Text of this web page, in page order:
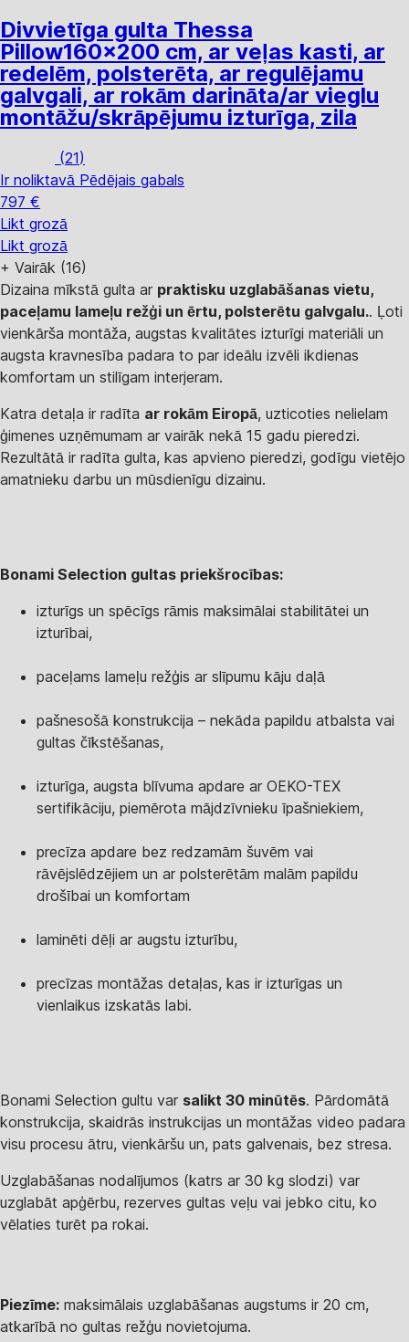
Divvietīga gulta Thessa
Pillow160x200 cm, ar veļas kasti, ar
redelēm, polsterēta, ar regulējamu
galvgali, ar rokām darināta/ar vieglu
montāžu/skrāpējumu izturīga, zila
(21)
Ir noliktavā Pēdējais gabals
797 €
Likt grozā
Likt grozā
+ Vairāk (16)
Dizaina mīkstā gulta ar praktisku uzglabāšanas vietu,
paceļamu lameļu režģi un ērtu, polsterētu galvgalu.. Ļoti
vienkārša montāža, augstas kvalitātes izturīgi materiāli un
augsta kravnesība padara to par ideālu izvēli ikdienas
komfortam un stilīgam interjeram.
Katra detaļa ir radīta ar rokām Eiropā, uzticoties nelielam
ģimenes uzņēmumam ar vairāk nekā 15 gadu pieredzi.
Rezultātā ir radīta gulta, kas apvieno pieredzi, godīgu vietējo
amatnieku darbu un mūsdienīgu dizainu.
Bonami Selection gultas priekšrocības:
izturīgs un spēcīgs rāmis maksimālai stabilitātei un
izturībai,
paceļams lameļu režģis ar slīpumu kāju daļā
pašnesošā konstrukcija – nekāda papildu atbalsta vai
gultas čīkstēšanas,
izturīga, augsta blīvuma apdare ar OEKO-TEX
sertifikāciju, piemērota mājdzīvnieku īpašniekiem,
precīza apdare bez redzamām šuvēm vai
rāvējslēdzējiem un ar polsterētām malām papildu
drošībai un komfortam
laminēti dēļi ar augstu izturību,
precīzas montāžas detaļas, kas ir izturīgas un
vienlaikus izskatās labi.
Bonami Selection gultu var salikt 30 minūtēs. Pārdomātā
konstrukcija, skaidrās instrukcijas un montāžas video padara
visu procesu ātru, vienkāršu un, pats galvenais, bez stresa.
Uzglabāšanas nodalījumos (katrs ar 30 kg slodzi) var
uzglabāt apģērbu, rezerves gultas veļu vai jebko citu, ko
vēlaties turēt pa rokai.
Piezīme: maksimālais uzglabāšanas augstums ir 20 cm,
atkarībā no gultas režģu novietojuma.